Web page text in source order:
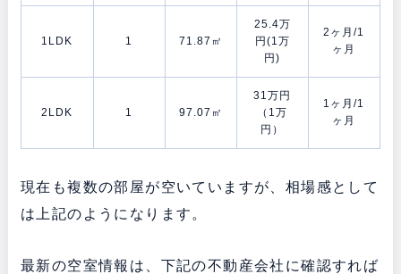
1LDK 1 71.87㎡
25.4万
円(1万
円)
2ヶ月/1
ヶ月
2LDK 1 97.07㎡
31万円
（1万
円）
1ヶ月/1
ヶ月
現在も複数の部屋が空いていますが、相場感として
は上記のようになります。
最新の空室情報は、下記の不動産会社に確認すれば